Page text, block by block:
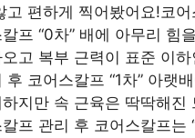
고 편하게 찍어봤어요!코어
프 “0차” 배에 아무리 힘
고 복부 근력이 표준 이
후 코어스칼프 “1차” 아랫
지만 속 근육은 딱딱해진
프 관리 후 코어스칼프는